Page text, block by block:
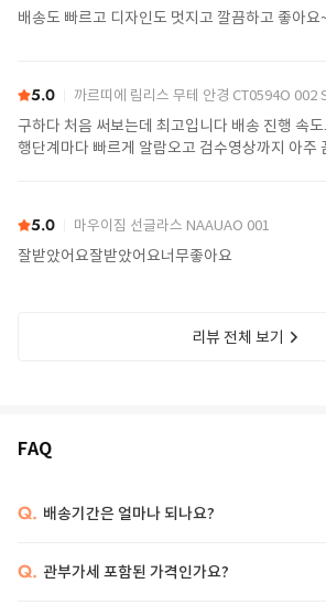
배송도 빠르고 디자인도 멋지고 깔끔하고 좋아
5.0 까르띠에 림리스 무테 안경 CT0594O 002 SILVER SILVER
구하다 처음 써보는데 최고입니다 배송 진행 속
행단계마다 빠르게 알람오고 검수영상까지 아주
5.0 마우이짐 선글라스 NAAUAO 001
잘받았어요잘받았어요너무좋아요
리뷰 전체 보기
FAQ
Q. 배송기간은 얼마나 되나요?
Q. 관부가세 포함된 가격인가요?